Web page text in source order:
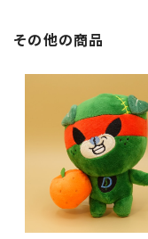
その他の商品